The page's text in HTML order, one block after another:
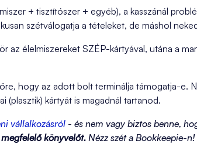
+ tisztítószer + egyéb), a kasszánál
szétválogatja a tételeket, de máshol
az élelmiszereket SZÉP-kártyával, utána a
hogy az adott bolt terminálja támogatja-e.
(plasztik) kártyát is magadnál tartanod.
vállalkozásról - és nem vagy biztos benne,
könyvelőt. Nézz szét a Bookkeepie-n!